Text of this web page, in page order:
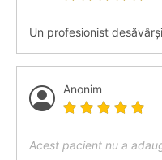
Un profesionist
Anonim
Acest pacient nu a